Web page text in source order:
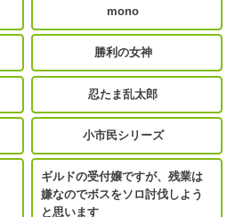
mono
勝利の女神
忍たま乱太郎
小市民シリーズ
ギルドの受付嬢ですが、残業は
嫌なのでボスをソロ討伐しよう
と思います